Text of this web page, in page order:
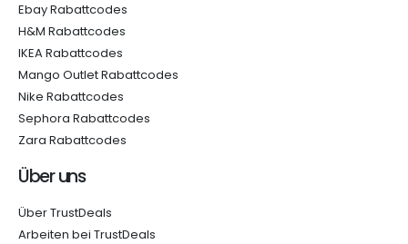
Ebay Rabattcodes
H&M Rabattcodes
IKEA Rabattcodes
Mango Outlet Rabattcodes
Nike Rabattcodes
Sephora Rabattcodes
Zara Rabattcodes
Über uns
Über TrustDeals
Arbeiten bei TrustDeals